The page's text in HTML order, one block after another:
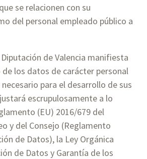
se relacionen con su
del personal empleado público a
de Valencia manifiesta
los datos de carácter personal
para el desarrollo de sus
escrupulosamente a lo
(EU) 2016/679 del
y del Consejo (Reglamento
de Datos), la Ley Orgánica
de Datos y Garantía de los